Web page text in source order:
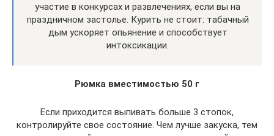
участие в конкурсах и развлечениях, если вы на
праздничном застолье. Курить не стоит: табачный
дым ускоряет опьянение и способствует
интоксикации.
Рюмка вместимостью 50 г
Если приходится выпивать больше 3 стопок,
контролируйте свое состояние. Чем лучше закуска, тем